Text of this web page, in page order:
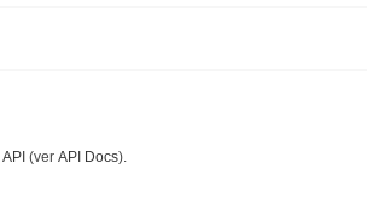
API (ver API Docs).